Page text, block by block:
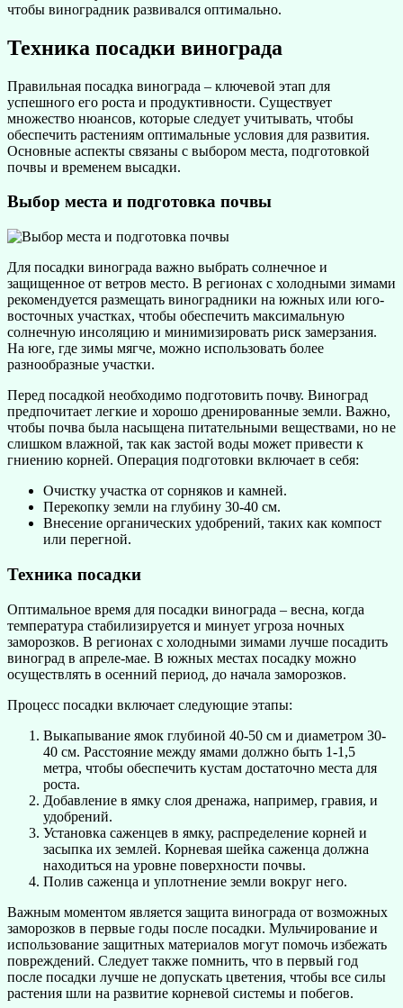
чтобы виноградник развивался оптимально.
Техника посадки винограда
Правильная посадка винограда – ключевой этап для
успешного его роста и продуктивности. Существует
множество нюансов, которые следует учитывать, чтобы
обеспечить растениям оптимальные условия для развития.
Основные аспекты связаны с выбором места, подготовкой
почвы и временем высадки.
Выбор места и подготовка почвы
Для посадки винограда важно выбрать солнечное и
защищенное от ветров место. В регионах с холодными зимами
рекомендуется размещать виноградники на южных или юго-
восточных участках, чтобы обеспечить максимальную
солнечную инсоляцию и минимизировать риск замерзания.
На юге, где зимы мягче, можно использовать более
разнообразные участки.
Перед посадкой необходимо подготовить почву. Виноград
предпочитает легкие и хорошо дренированные земли. Важно,
чтобы почва была насыщена питательными веществами, но не
слишком влажной, так как застой воды может привести к
гниению корней. Операция подготовки включает в себя:
Очистку участка от сорняков и камней.
Перекопку земли на глубину 30-40 см.
Внесение органических удобрений, таких как компост
или перегной.
Техника посадки
Оптимальное время для посадки винограда – весна, когда
температура стабилизируется и минует угроза ночных
заморозков. В регионах с холодными зимами лучше посадить
виноград в апреле-мае. В южных местах посадку можно
осуществлять в осенний период, до начала заморозков.
Процесс посадки включает следующие этапы:
Выкапывание ямок глубиной 40-50 см и диаметром 30-
40 см. Расстояние между ямами должно быть 1-1,5
метра, чтобы обеспечить кустам достаточно места для
роста.
Добавление в ямку слоя дренажа, например, гравия, и
удобрений.
Установка саженцев в ямку, распределение корней и
засыпка их землей. Корневая шейка саженца должна
находиться на уровне поверхности почвы.
Полив саженца и уплотнение земли вокруг него.
Важным моментом является защита винограда от возможных
заморозков в первые годы после посадки. Мульчирование и
использование защитных материалов могут помочь избежать
повреждений. Следует также помнить, что в первый год
после посадки лучше не допускать цветения, чтобы все силы
растения шли на развитие корневой системы и побегов.